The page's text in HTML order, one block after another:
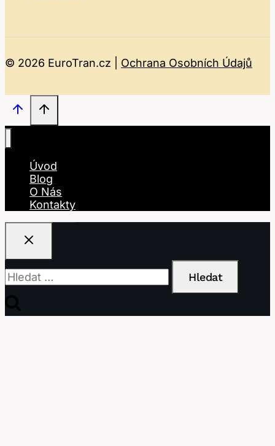
© 2026 EuroTran.cz | Ochrana Osobních Údajů
Úvod
Blog
O Nás
Kontakty
Vyhledávání